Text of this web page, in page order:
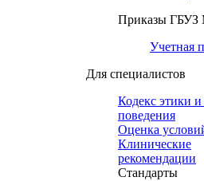
Приказы
Учетная
Для специалистов
Кодекс этики
поведения
Оценка
Клинические
рекомендации
Cтандарты